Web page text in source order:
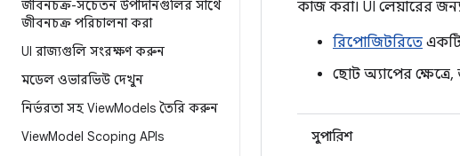
জীবনচক্র-সচেতন উপাদানগুলির সাথে
জীবনচক্র পরিচালনা করা
UI রাজ্যগুলি সংরক্ষণ করুন
মডেল ওভারভিউ দেখুন
নির্ভরতা সহ ViewModels তৈরি করুন
ViewModel Scoping APIs
কাজ করা। UI লেয়ারের
রিপোজিটরিতে
ছোট অ্যাপের
সুপারিশ